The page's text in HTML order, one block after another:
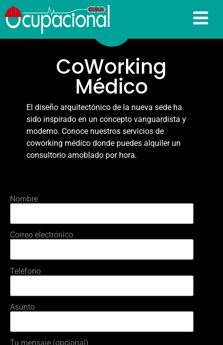
CoWorking
Médico
El diseño arquitectónico de la nueva sede ha
sido inspirado en un concepto vanguardista y
moderno. Conoce nuestros servicios de
coworking médico donde puedes alquiler un
consultorio amoblado por hora.
Nombre
Correo electrónico
Teléfono
Asunto
Tu mensaje (opcional)